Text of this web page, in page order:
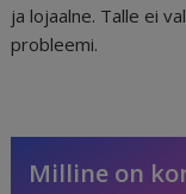
ja lojaalne. Talle ei
probleemi.
Milline on